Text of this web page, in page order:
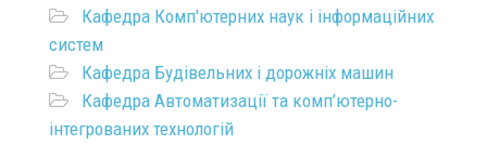
Кафедра Комп'ютерних наук і інформаційних
систем
Кафедра Будівельних і дорожніх машин
Кафедра Автоматизації та комп’ютерно-
інтегрованих технологій